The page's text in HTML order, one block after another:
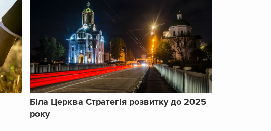
Біла Церква Стратегія розвитку до 2025
року